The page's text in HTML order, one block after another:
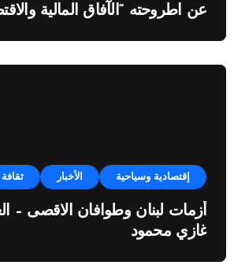
عن اطروحته “الآفاق المالية
إقتصادية وسياحية الأخبار ثقافة
أزمات لبنان وطوافان الاقصى –
غازي محمود